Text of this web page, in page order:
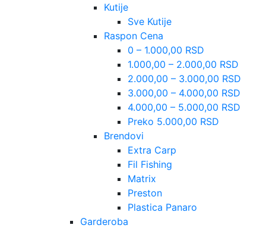
Kutije
Sve Kutije
Raspon Cena
0 – 1.000,00 RSD
1.000,00 – 2.000,00 RSD
2.000,00 – 3.000,00 RSD
3.000,00 – 4.000,00 RSD
4.000,00 – 5.000,00 RSD
Preko 5.000,00 RSD
Brendovi
Extra Carp
Fil Fishing
Matrix
Preston
Plastica Panaro
Garderoba